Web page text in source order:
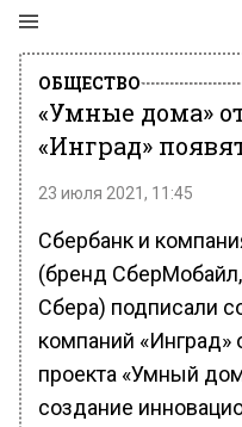
ОБЩЕСТВО
«Умные дома»
«Инград»
23 июля 2021, 11:45
Сбербанк и
(бренд
Сбера) подписали
компаний «Инград»
проекта «Умный
создание